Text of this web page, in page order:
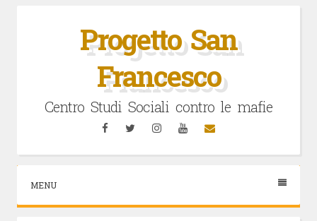
Progetto San
Francesco
Centro Studi Sociali contro le mafie
FacebookTwitterInstagramYouTubeEmail
MENU